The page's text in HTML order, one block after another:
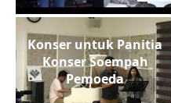
Konser untuk Panitia
Konser Soempah
Pemoeda